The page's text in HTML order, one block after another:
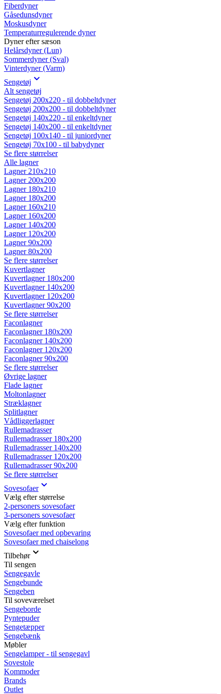
Fiberdyner
Gåsedunsdyner
Moskusdyner
Temperaturregulerende dyner
Dyner efter sæson
Helårsdyner (Lun)
Sommerdyner (Sval)
Vinterdyner (Varm)
Sengetøj
Alt sengetøj
Sengetøj 200x220 - til dobbeltdyner
Sengetøj 200x200 - til dobbeltdyner
Sengetøj 140x220 - til enkeltdyner
Sengetøj 140x200 - til enkeltdyner
Sengetøj 100x140 - til juniordyner
Sengetøj 70x100 - til babydyner
Se flere størrelser
Alle lagner
Lagner 210x210
Lagner 200x200
Lagner 180x210
Lagner 180x200
Lagner 160x210
Lagner 160x200
Lagner 140x200
Lagner 120x200
Lagner 90x200
Lagner 80x200
Se flere størrelser
Kuvertlagner
Kuvertlagner 180x200
Kuvertlagner 140x200
Kuvertlagner 120x200
Kuvertlagner 90x200
Se flere størrelser
Faconlagner
Faconlagner 180x200
Faconlagner 140x200
Faconlagner 120x200
Faconlagner 90x200
Se flere størrelser
Øvrige lagner
Flade lagner
Moltonlagner
Stræklagner
Splitlagner
Vådliggerlagner
Rullemadrasser
Rullemadrasser 180x200
Rullemadrasser 140x200
Rullemadrasser 120x200
Rullemadrasser 90x200
Se flere størrelser
Sovesofaer
Vælg efter størrelse
2-personers sovesofaer
3-personers sovesofaer
Vælg efter funktion
Sovesofaer med opbevaring
Sovesofaer med chaiselong
Tilbehør
Til sengen
Sengegavle
Sengebunde
Sengeben
Til soveværelset
Sengeborde
Pyntepuder
Sengetæpper
Sengebænk
Møbler
Sengelamper - til sengegavl
Sovestole
Kommoder
Brands
Outlet